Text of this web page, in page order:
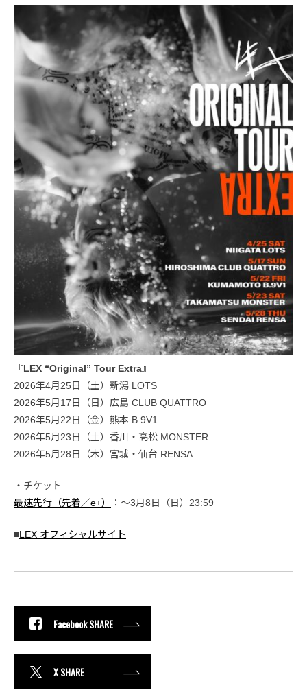
『LEX “Original” Tour Extra』
2026年4月25日（土）新潟 LOTS
2026年5月17日（日）広島 CLUB QUATTRO
2026年5月22日（金）熊本 B.9V1
2026年5月23日（土）香川・高松 MONSTER
2026年5月28日（木）宮城・仙台 RENSA
・チケット
最速先行（先着／e+）
：〜3月8日（日）23:59
■LEX オフィシャルサイト
Facebook SHARE
X SHARE